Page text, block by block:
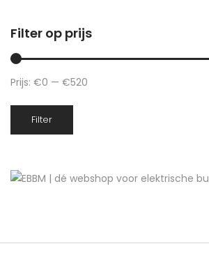
Filter op prijs
Filter
Prijs: €0 — €520